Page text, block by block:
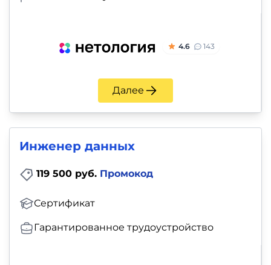
4.6 143
Далее
Инженер данных
119 500 руб. Промокод
Сертификат
Гарантированное трудоустройство